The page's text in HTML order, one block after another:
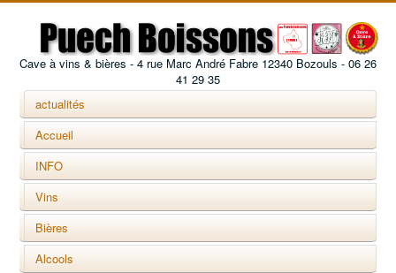
Cave à vins & bières - 4 rue Marc André Fabre 12340 Bozouls - 06 26
41 29 35
actualités
Accueil
INFO
Vins
Bières
Alcools